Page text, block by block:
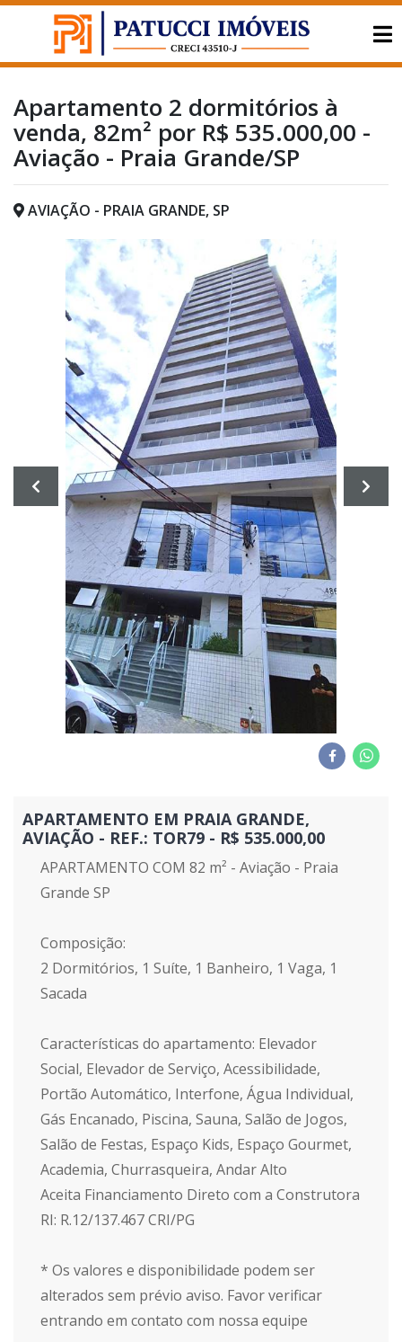
Apartamento 2 dormitórios à
venda, 82m² por R$ 535.000,00 -
Aviação - Praia Grande/SP
AVIAÇÃO - PRAIA GRANDE, SP
APARTAMENTO EM PRAIA GRANDE,
AVIAÇÃO - REF.: TOR79 - R$ 535.000,00
APARTAMENTO COM 82 m² - Aviação - Praia
Grande SP
Composição:
2 Dormitórios, 1 Suíte, 1 Banheiro, 1 Vaga, 1
Sacada
Características do apartamento: Elevador
Social, Elevador de Serviço, Acessibilidade,
Portão Automático, Interfone, Água Individual,
Gás Encanado, Piscina, Sauna, Salão de Jogos,
Salão de Festas, Espaço Kids, Espaço Gourmet,
Academia, Churrasqueira, Andar Alto
Aceita Financiamento Direto com a Construtora
RI: R.12/137.467 CRI/PG
* Os valores e disponibilidade podem ser
alterados sem prévio aviso. Favor verificar
entrando em contato com nossa equipe